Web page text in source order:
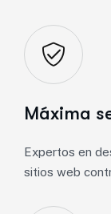
Máxima
Expertos en
sitios web